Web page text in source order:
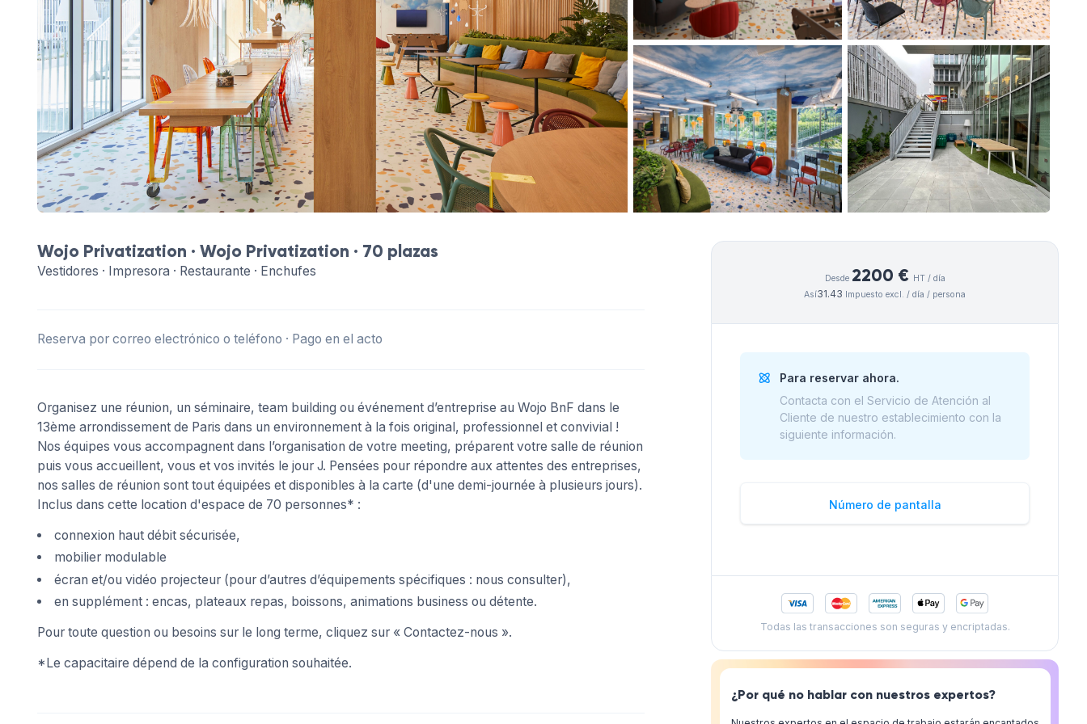
Wojo Privatization · Wojo Privatization · 70 plazas
Vestidores · Impresora · Restaurante · Enchufes
Reserva por correo electrónico o teléfono · Pago en el acto
Organisez une réunion, un séminaire, team building ou événement d’entreprise au Wojo BnF dans le
13ème arrondissement de Paris dans un environnement à la fois original, professionnel et convivial !
Nos équipes vous accompagnent dans l’organisation de votre meeting, préparent votre salle de réunion
puis vous accueillent, vous et vos invités le jour J. Pensées pour répondre aux attentes des entreprises,
nos salles de réunion sont tout équipées et disponibles à la carte (d'une demi-journée à plusieurs jours).
Inclus dans cette location d'espace de 70 personnes* :
connexion haut débit sécurisée,
mobilier modulable
écran et/ou vidéo projecteur (pour d’autres d’équipements spécifiques : nous consulter),
en supplément : encas, plateaux repas, boissons, animations business ou détente.
Pour toute question ou besoins sur le long terme, cliquez sur « Contactez-nous ».
*Le capacitaire dépend de la configuration souhaitée.
Desde 2200 € HT / día
Así31.43 Impuesto excl. / día / persona
Para reservar ahora.
Contacta con el Servicio de Atención al
Cliente de nuestro establecimiento con la
siguiente información.
Número de pantalla
Todas las transacciones son seguras y encriptadas.
¿Por qué no hablar con nuestros expertos?